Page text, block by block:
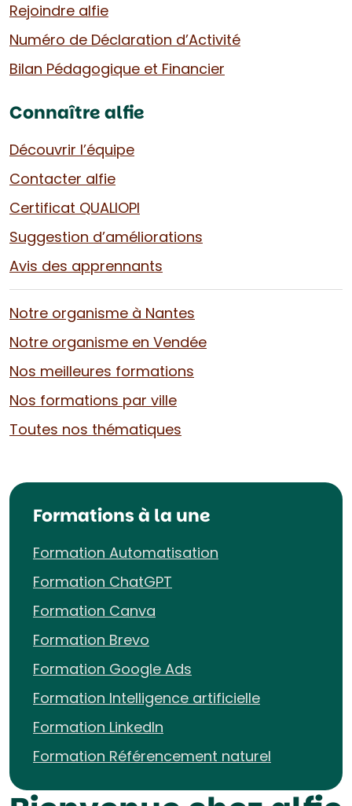
Rejoindre alfie
Numéro de Déclaration d’Activité
Bilan Pédagogique et Financier
Connaître alfie
Découvrir l’équipe
Contacter alfie
Certificat QUALIOPI
Suggestion d’améliorations
Avis des apprennants
Notre organisme à Nantes
Notre organisme en Vendée
Nos meilleures formations
Nos formations par ville
Toutes nos thématiques
Formations à la une
Formation Automatisation
Formation ChatGPT
Formation Canva
Formation Brevo
Formation Google Ads
Formation Intelligence artificielle
Formation LinkedIn
Formation Référencement naturel